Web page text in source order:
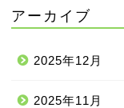
アーカイブ
2025年12月
2025年11月